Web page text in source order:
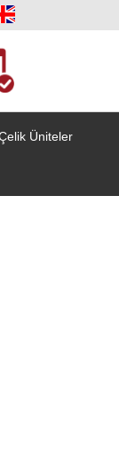
Üniteler